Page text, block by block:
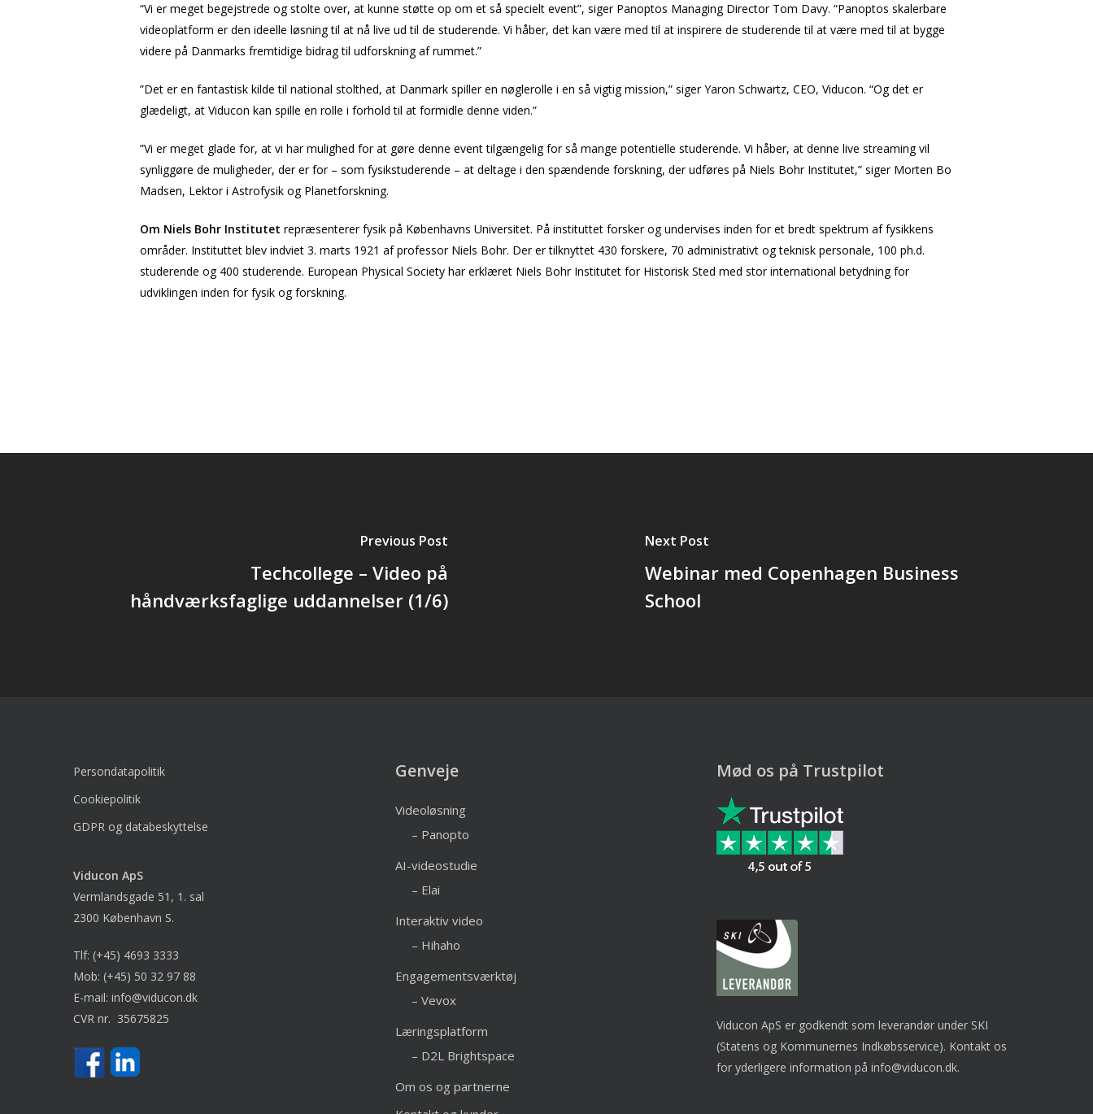
“Vi er meget begejstrede og stolte over, at kunne støtte op om et så specielt event”, siger Panoptos Managing Director Tom Davy. “Panoptos skalerbare
videoplatform er den ideelle løsning til at nå live ud til de studerende. Vi håber, det kan være med til at inspirere de studerende til at være med til at bygge
videre på Danmarks fremtidige bidrag til udforskning af rummet.”
”Det er en fantastisk kilde til national stolthed, at Danmark spiller en nøglerolle i en så vigtig mission,” siger Yaron Schwartz, CEO, Viducon. “Og det er
glædeligt, at Viducon kan spille en rolle i forhold til at formidle denne viden.”
”Vi er meget glade for, at vi har mulighed for at gøre denne event tilgængelig for så mange potentielle studerende. Vi håber, at denne live streaming vil
synliggøre de muligheder, der er for – som fysikstuderende – at deltage i den spændende forskning, der udføres på Niels Bohr Institutet,” siger Morten Bo
Madsen, Lektor i Astrofysik og Planetforskning.
Om Niels Bohr Institutet repræsenterer fysik på Københavns Universitet. På instituttet forsker og undervises inden for et bredt spektrum af fysikkens
områder. Instituttet blev indviet 3. marts 1921 af professor Niels Bohr. Der er tilknyttet 430 forskere, 70 administrativt og teknisk personale, 100 ph.d.
studerende og 400 studerende. European Physical Society har erklæret Niels Bohr Institutet for Historisk Sted med stor international betydning for
udviklingen inden for fysik og forskning.
Previous Post
Techcollege – Video på
håndværksfaglige uddannelser (1/6)
Next Post
Webinar med Copenhagen Business
School
Persondatapolitik
Cookiepolitik
GDPR og databeskyttelse
Viducon ApS
Vermlandsgade 51, 1. sal
2300 København S.
Tlf: (+45) 4693 3333
Mob: (+45) 50 32 97 88
E-mail: info@viducon.dk
CVR nr. 35675825
Genveje
Videoløsning
– Panopto
AI-videostudie
– Elai
Interaktiv video
– Hihaho
Engagementsværktøj
– Vevox
Læringsplatform
– D2L Brightspace
Om os og partnerne
Mød os på Trustpilot
Viducon ApS er godkendt som leverandør under SKI
(Statens og Kommunernes Indkøbsservice). Kontakt os
for yderligere information påinfo@viducon.dk.